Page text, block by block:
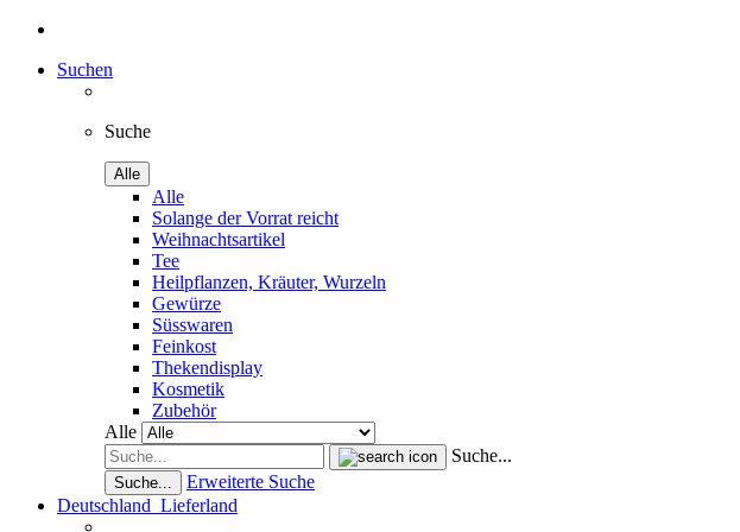
Suchen
Suche
Alle
Alle
Solange der Vorrat reicht
Weihnachtsartikel
Tee
Heilpflanzen, Kräuter, Wurzeln
Gewürze
Süsswaren
Feinkost
Thekendisplay
Kosmetik
Zubehör
Alle
Suche...
Suche...
Erweiterte Suche
Deutschland Lieferland